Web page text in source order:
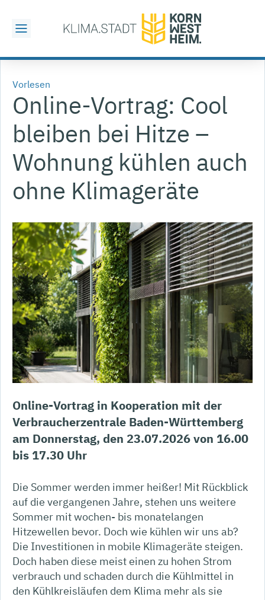
Vorlesen
Online-Vortrag: Cool
bleiben bei Hitze –
Wohnung kühlen auch
ohne Klimageräte
Online-Vortrag in Kooperation mit der
Verbraucherzentrale Baden-Württemberg
am Donnerstag, den 23.07.2026 von 16.00
bis 17.30 Uhr
Die Sommer werden immer heißer! Mit Rückblick
auf die vergangenen Jahre, stehen uns weitere
Sommer mit wochen- bis monatelangen
Hitzewellen bevor. Doch wie kühlen wir uns ab?
Die Investitionen in mobile Klimageräte steigen.
Doch haben diese meist einen zu hohen Strom
verbrauch und schaden durch die Kühlmittel in
den Kühlkreisläufen dem Klima mehr als sie